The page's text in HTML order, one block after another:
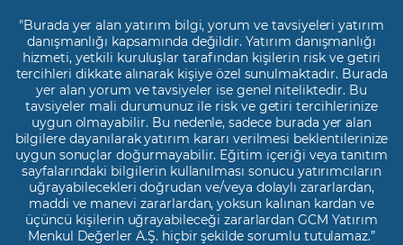
"Burada yer alan yatırım bilgi, yorum ve tavsiyeleri yatırım
danışmanlığı kapsamında değildir. Yatırım danışmanlığı
hizmeti, yetkili kuruluşlar tarafından kişilerin risk ve getiri
tercihleri dikkate alınarak kişiye özel sunulmaktadır. Burada
yer alan yorum ve tavsiyeler ise genel niteliktedir. Bu
tavsiyeler mali durumunuz ile risk ve getiri tercihlerinize
uygun olmayabilir. Bu nedenle, sadece burada yer alan
bilgilere dayanılarak yatırım kararı verilmesi beklentilerinize
uygun sonuçlar doğurmayabilir. Eğitim içeriği veya tanıtım
sayfalarındaki bilgilerin kullanılması sonucu yatırımcıların
uğrayabilecekleri doğrudan ve/veya dolaylı zararlardan,
maddi ve manevi zararlardan, yoksun kalınan kardan ve
üçüncü kişilerin uğrayabileceği zararlardan GCM Yatırım
Menkul Değerler A.Ş. hiçbir şekilde sorumlu tutulamaz.”